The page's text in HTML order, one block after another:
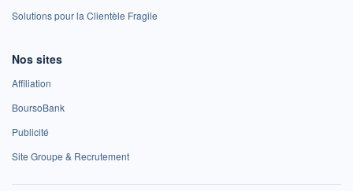
Solutions pour la Clientèle Fragile
Nos sites
Affiliation
BoursoBank
Publicité
Site Groupe & Recrutement